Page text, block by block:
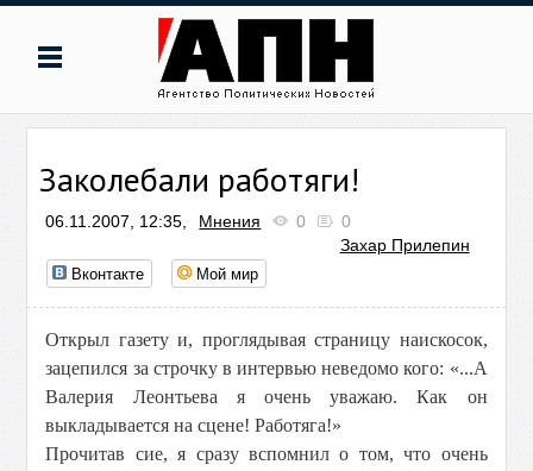
Заколебали работяги!
06.11.2007, 12:35, Мнения 0
0
Захар Прилепин
Вконтакте Мой мир
Открыл газету и, проглядывая страницу наискосок,
зацепился за строчку в интервью неведомо кого: «...А
Валерия Леонтьева я очень уважаю. Как он
выкладывается на сцене! Работяга!»
Прочитав сие, я сразу вспомнил о том, что очень